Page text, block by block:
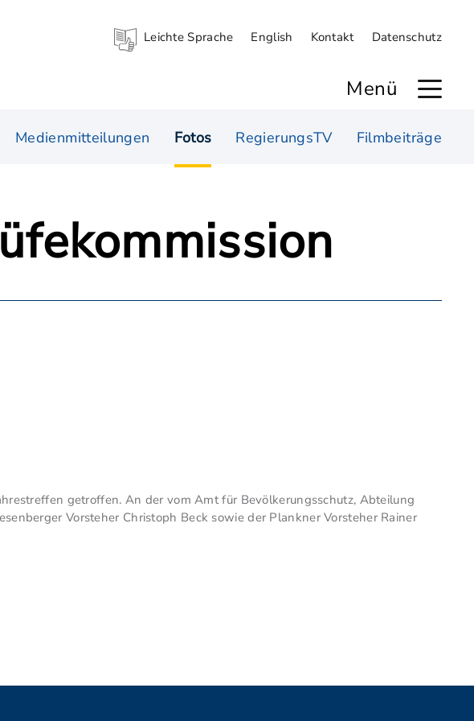
Leichte Sprache English Kontakt Datenschutz
Menü
Medienmitteilungen Fotos RegierungsTV Filmbeiträge
getroffen. An der vom Amt für Bevölkerungsschutz, Abteilung
Vorsteher Christoph Beck sowie der Plankner Vorsteher Rainer